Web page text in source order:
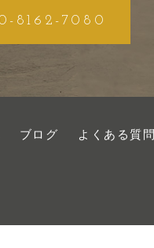
8162-7080
ブログ よくある質問